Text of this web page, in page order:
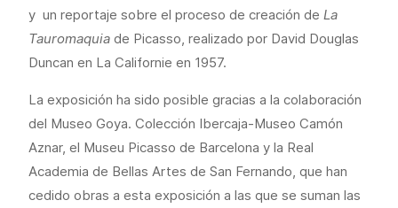
y un reportaje sobre el proceso de creación de La
Tauromaquia de Picasso, realizado por David Douglas
Duncan en La Californie en 1957.
La exposición ha sido posible gracias a la colaboración
del Museo Goya. Colección Ibercaja-Museo Camón
Aznar, el Museu Picasso de Barcelona y la Real
Academia de Bellas Artes de San Fernando, que han
cedido obras a esta exposición a las que se suman las